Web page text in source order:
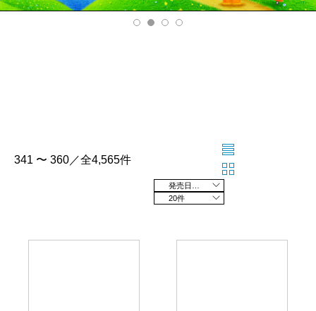
v
xt
341 〜 360／全4,565件
20件